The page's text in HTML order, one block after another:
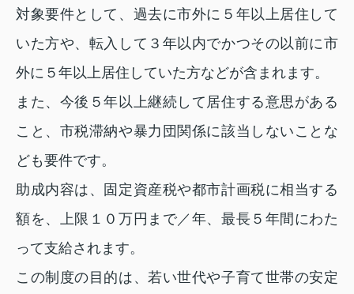
対象要件として、過去に市外に５年以上居住して
いた方や、転入して３年以内でかつその以前に市
外に５年以上居住していた方などが含まれます。
また、今後５年以上継続して居住する意思がある
こと、市税滞納や暴力団関係に該当しないことな
ども要件です。
助成内容は、固定資産税や都市計画税に相当する
額を、上限１０万円まで／年、最長５年間にわた
って支給されます。
この制度の目的は、若い世代や子育て世帯の安定